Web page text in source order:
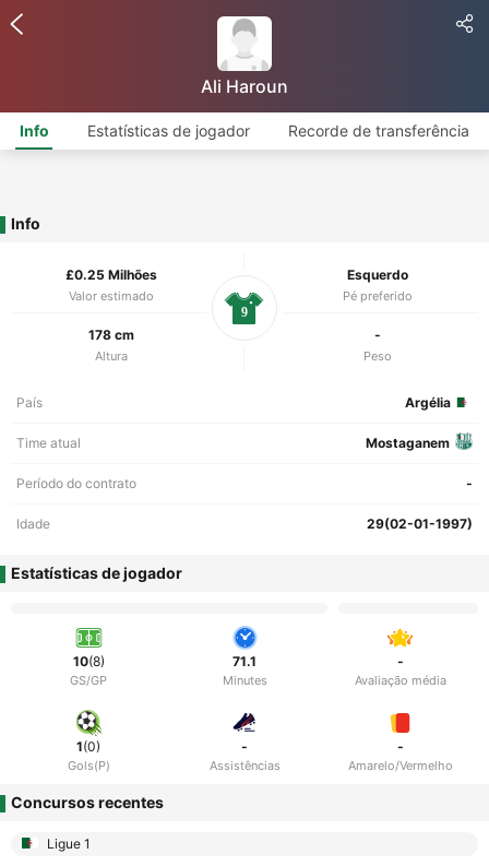
Ali Haroun
Info Estatísticas de jogador Recorde de transferência
Info
£0.25 Milhões
Valor estimado
Esquerdo
Pé preferido
178 cm
Altura
-
Peso
9
País Argélia
Time atual Mostaganem
Período do contrato -
Idade 29(02-01-1997)
Estatísticas de jogador
10(8)
GS/GP
71.1
Minutes
-
Avaliação média
1(0)
Gols(P)
-
Assistências
-
Amarelo/Vermelho
Concursos recentes
Ligue 1